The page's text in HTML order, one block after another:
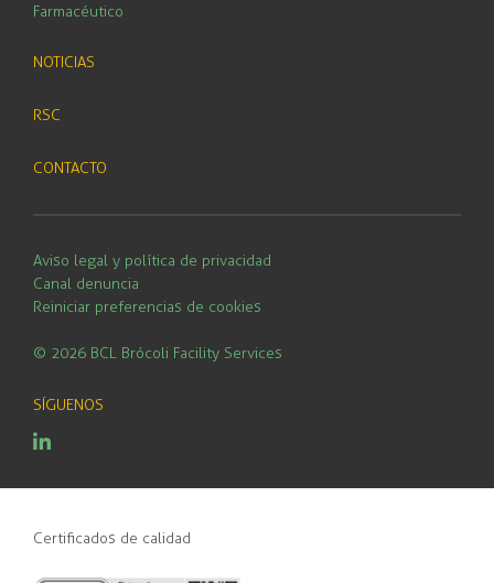
Farmacéutico
NOTICIAS
RSC
CONTACTO
Aviso legal y política de privacidad
Canal denuncia
Reiniciar preferencias de cookies
© 2026 BCL Brócoli Facility Services
SÍGUENOS
Certificados de calidad